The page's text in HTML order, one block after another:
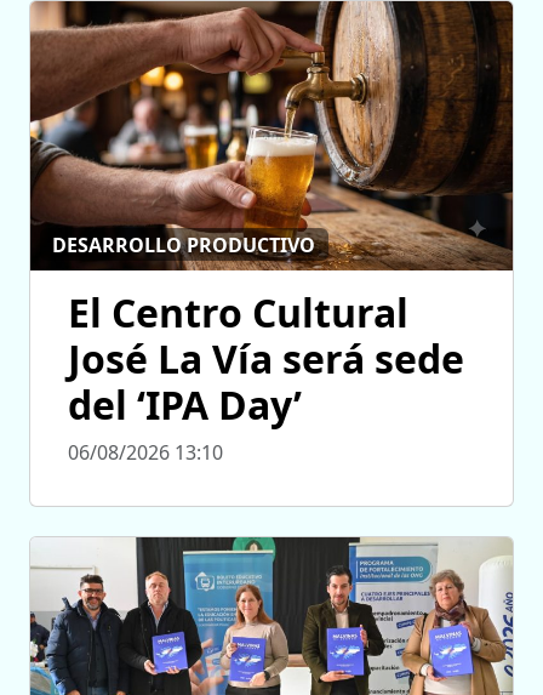
DESARROLLO PRODUCTIVO
El Centro Cultural
José La Vía será sede
del ‘IPA Day’
06/08/2026 13:10